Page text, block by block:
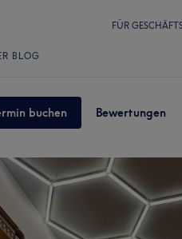
FÜR
BLOG
buchen Bewertungen